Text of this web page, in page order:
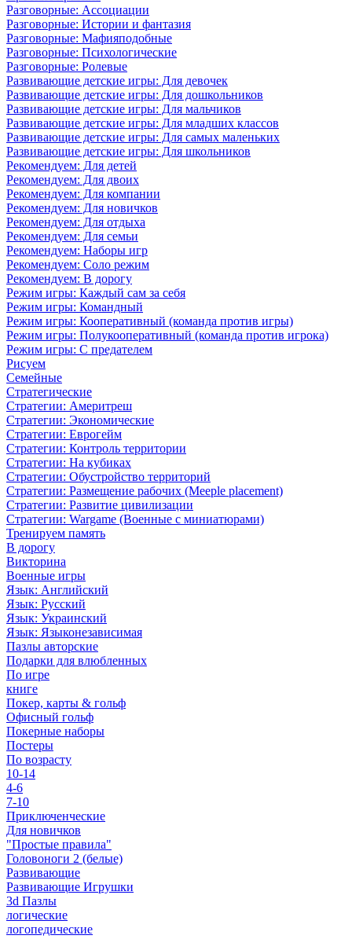
Разговорные: Ассоциации
Разговорные: Истории и фантазия
Разговорные: Мафияподобные
Разговорные: Психологические
Разговорные: Ролевые
Развивающие детские игры: Для девочек
Развивающие детские игры: Для дошкольников
Развивающие детские игры: Для мальчиков
Развивающие детские игры: Для младших классов
Развивающие детские игры: Для самых маленьких
Развивающие детские игры: Для школьников
Рекомендуем: Для детей
Рекомендуем: Для двоих
Рекомендуем: Для компании
Рекомендуем: Для новичков
Рекомендуем: Для отдыха
Рекомендуем: Для семьи
Рекомендуем: Наборы игр
Рекомендуем: Соло режим
Рекомендуем: В дорогу
Режим игры: Каждый сам за себя
Режим игры: Командный
Режим игры: Кооперативный (команда против игры)
Режим игры: Полукооперативный (команда против игрока)
Режим игры: С предателем
Рисуем
Семейные
Стратегические
Стратегии: Америтреш
Стратегии: Экономические
Стратегии: Еврогейм
Стратегии: Контроль территории
Стратегии: На кубиках
Стратегии: Обустройство территорий
Стратегии: Размещение рабочих (Meeple placement)
Стратегии: Развитие цивилизации
Стратегии: Wargame (Военные с миниатюрами)
Тренируем память
В дорогу
Викторина
Военные игры
Язык: Английский
Язык: Русский
Язык: Украинский
Язык: Языконезависимая
Пазлы авторские
Подарки для влюбленных
По игре
книге
Покер, карты & гольф
Офисный гольф
Покерные наборы
Постеры
По возрасту
10-14
4-6
7-10
Приключенческие
Для новичков
"Простые правила"
Головоноги 2 (белые)
Развивающие
Развивающие Игрушки
3d Пазлы
логические
логопедические